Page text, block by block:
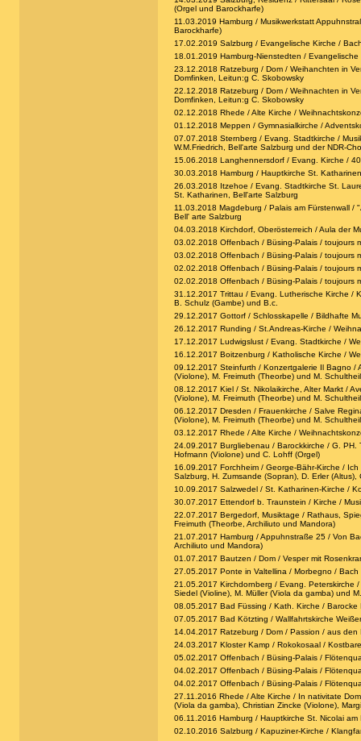
(Orgel und Barockharfe)
11.03.2019 Hamburg / Musikwerkstatt
Barockharfe)
17.02.2019 Salzburg / Evangelische Kirche /
18.01.2019 Hamburg-Nienstedten /
23.12.2018 Ratzeburg / Dom / Weihanchten in
Domfinken, Leitun:g C. Skobowsky
22.12.2018 Ratzeburg / Dom / Weihnachten in
Domfinken, Leitun:g C. Skobowsky
02.12.2018 Rhede / Alte Kirche /
01.12.2018 Meppen / Gymnasialkirche /
07.07.2018 Sternberg / Evang. Stadtkirche /
W.M.Friedrich, Bell'arte Salzburg und der NDR-
15.06.2018 Langhennersdorf / Evang. Kirche /
30.03.2018 Hamburg / Hauptkirche St.
26.03.2018 Itzehoe / Evang. Stadtkirche St.
St. Katharinen, Bell'arte Salzburg
11.03.2018 Magdeburg / Palais am Fürstenwall /
Bell' arte Salzburg
04.03.2018 Kirchdorf, Oberösterreich / Aula der
03.02.2018 Offenbach / Büsing-Palais / toujours
03.02.2018 Offenbach / Büsing-Palais / toujours
02.02.2018 Offenbach / Büsing-Palais / toujours
02.02.2018 Offenbach / Büsing-Palais / toujours
31.12.2017 Trittau / Evang. Lutherische Kirche /
B. Schulz (Gambe) und B.c.
29.12.2017 Gottorf / Schlosskapelle / Bildhafte
26.12.2017 Runding / St.Andreas-Kirche /
17.12.2017 Ludwigslust / Evang. Stadtkirche /
16.12.2017 Boitzenburg / Katholische Kirche /
09.12.2017 Steinfurth / Konzertgalerie Il Bagno /
(Violone), M. Freimuth (Theorbe) und M.
08.12.2017 Kiel / St. Nikolaikirche, Alter Markt /
(Violone), M. Freimuth (Theorbe) und M.
06.12.2017 Dresden / Frauenkirche / Salve
(Violone), M. Freimuth (Theorbe) und M.
03.12.2017 Rhede / Alte Kirche /
24.09.2017 Burgliebenau / Barockkirche / G. PH.
Hofmann (Violone) und C. Lohff (Orgel)
16.09.2017 Forchheim / George-Bähr-Kirche /
Salzburg, H. Zumsande (Sopran), D. Erler
10.09.2017 Salzwedel / St. Katharinen-Kirche /
30.07.2017 Ettendorf b. Traunstein / Kirche /
22.07.2017 Bergedorf, Musiktage / Rathaus,
Freimuth (Theorbe, Archiliuto und Mandora)
21.07.2017 Hamburg / Appuhnstraße 25 / Von
Archiliuto und Mandora)
01.07.2017 Bautzen / Dom / Vesper mit
27.05.2017 Ponte in Valtellina / Morbegno /
21.05.2017 Kirchdornberg / Evang. Peterskirche
Siedel (Violine), M. Müller (Viola da gamba) und
08.05.2017 Bad Füssing / Kath. Kirche / Barocke
07.05.2017 Bad Kötzting / Wallfahrtskirche
14.04.2017 Ratzeburg / Dom / Passion / aus den
24.03.2017 Kloster Kamp / Rokokosaal /
05.02.2017 Offenbach / Büsing-Palais /
04.02.2017 Offenbach / Büsing-Palais /
04.02.2017 Offenbach / Büsing-Palais /
27.11.2016 Rhede / Alte Kirche / In nativitate
(Viola da gamba), Christian Zincke (Violone),
06.11.2016 Hamburg / Hauptkirche St. Nicolai
02.10.2016 Salzburg / Kapuziner-Kirche /